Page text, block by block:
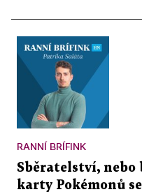
RANNÍ BRÍFINK
Sběratelství, nebo
karty Pokémonů